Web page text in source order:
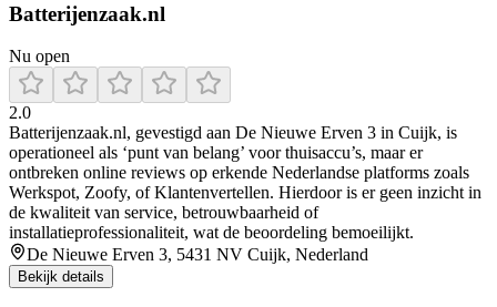
Batterijenzaak.nl
Nu open
2.0
Batterijenzaak.nl, gevestigd aan De Nieuwe Erven 3 in Cuijk, is
operationeel als ‘punt van belang’ voor thuisaccu’s, maar er
ontbreken online reviews op erkende Nederlandse platforms zoals
Werkspot, Zoofy, of Klantenvertellen. Hierdoor is er geen inzicht in
de kwaliteit van service, betrouwbaarheid of
installatieprofessionaliteit, wat de beoordeling bemoeilijkt.
De Nieuwe Erven 3, 5431 NV Cuijk, Nederland
Bekijk details